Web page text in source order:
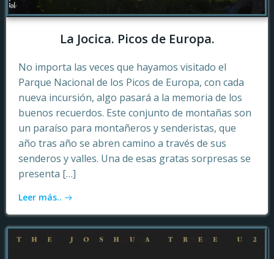
La Jocica. Picos de Europa.
No importa las veces que hayamos visitado el
Parque Nacional de los Picos de Europa, con cada
nueva incursión, algo pasará a la memoria de los
buenos recuerdos. Este conjunto de montañas son
un paraíso para montañeros y senderistas, que
año tras año se abren camino a través de sus
senderos y valles. Una de esas gratas sorpresas se
presenta […]
Leer más..